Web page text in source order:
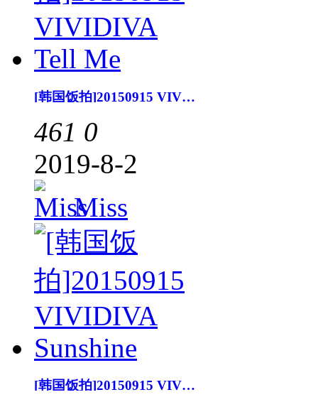
[韩国饭拍]20150915 VIVIDIVA Tell Me
461 0
2019-8-2
Miss
[韩国饭拍]20150915 VIVIDIVA Sunshine